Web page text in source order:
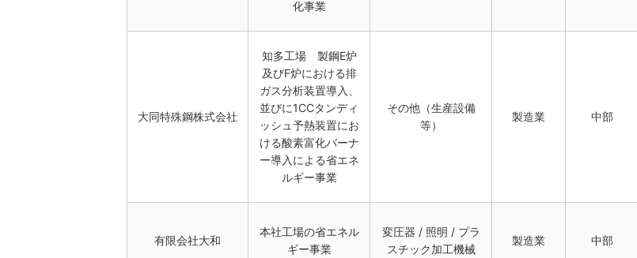
化事業
大同特殊鋼株式会社
知多工場 製鋼E炉
及びF炉における排
ガス分析装置導入、
並びに1CCタンディ
ッシュ予熱装置にお
ける酸素富化バーナ
ー導入による省エネ
ルギー事業
その他（生産設備
等）
製造業 中部
有限会社大和
本社工場の省エネル
ギー事業
変圧器 / 照明 / プラ
スチック加工機械
製造業 中部